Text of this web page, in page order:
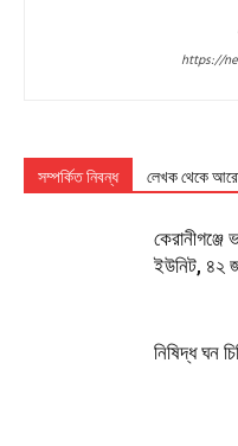
https://
সম্পর্কিত নিবন্ধ লেখক থেকে
কেরানীগঞ্জে
ইউনিট, ৪২
নিষিদ্ধ ঘন